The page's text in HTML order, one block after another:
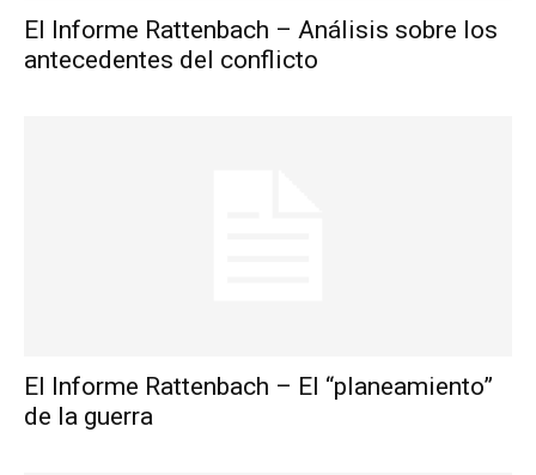
El Informe Rattenbach – Análisis sobre los
antecedentes del conflicto
El Informe Rattenbach – El “planeamiento”
de la guerra